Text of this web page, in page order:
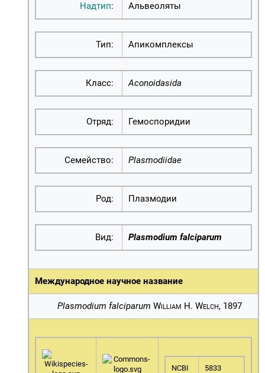
Надтип: Альвеоляты
Тип: Апикомплексы
Класс: Aconoidasida
Отряд: Гемоспоридии
Семейство: Plasmodiidae
Род: Плазмодии
Вид: Plasmodium falciparum
Международное научное название
Plasmodium falciparum William H. Welch, 1897
NCBI 5833